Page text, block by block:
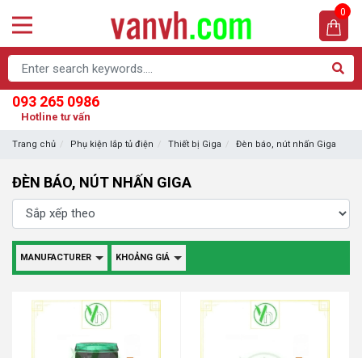
093 265 0986
Hotline tư vấn
0
Trang chủ Phụ kiện lắp tủ điện Thiết bị Giga Đèn báo, nút nhấn Giga
ĐÈN BÁO, NÚT NHẤN GIGA
MANUFACTURER KHOẢNG GIÁ